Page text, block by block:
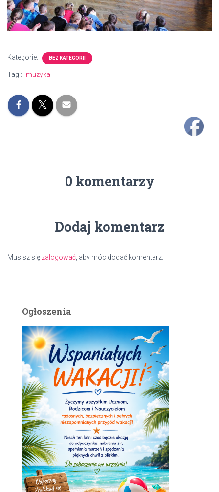
Kategorie: BEZ KATEGORII
Tagi: muzyka
0 komentarzy
Dodaj komentarz
Musisz się zalogować, aby móc dodać komentarz.
Ogłoszenia